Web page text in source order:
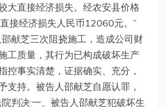
大直接经济损失。经农安县价格
接经济损失人民币12060元。”
献芝三次阻挠施工，造成公司财
工质量，其行为已构成破坏生产
控事实清楚，证据确实、充分，
支持。被告人邵献芝自愿认罪，
判决:一、被告人邵献芝犯破坏生